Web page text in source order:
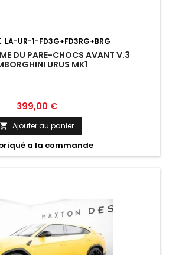
LA-UR-1-FD3G+FD3RG+BRG
DU PARE-CHOCS AVANT V.3
URUS MK1
Prix
399,00 €
 Ajouter au panier
a la commande